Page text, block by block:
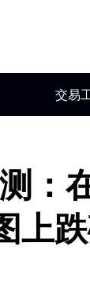
交易
：
上